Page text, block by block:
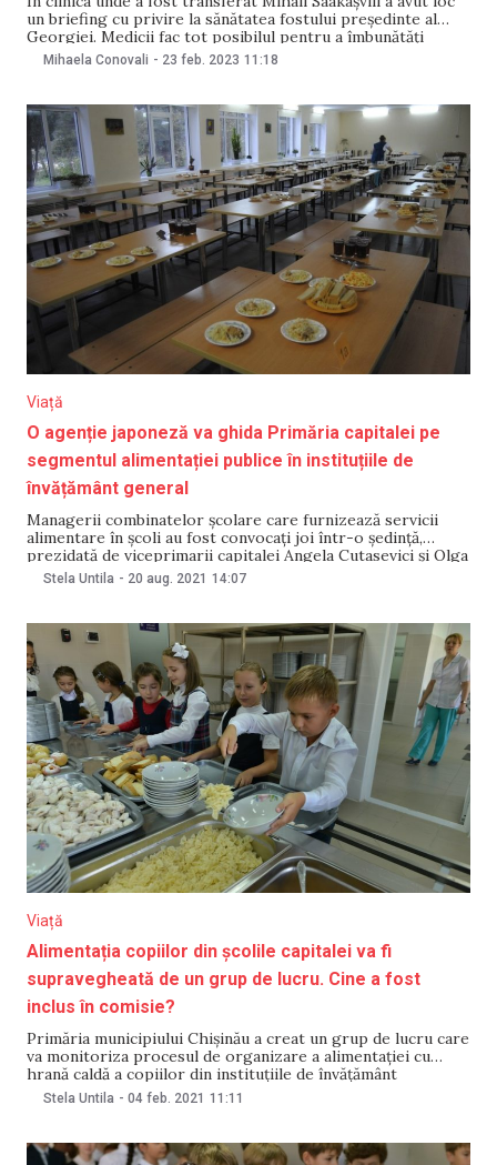
un briefing cu privire la sănătatea fostului președinte al
Georgiei. Medicii fac tot posibilul pentru a îmbunătăți
starea lui Saakașvili, deși el este „foarte slab, tot timpul se
Mihaela Conovali - 23 feb. 2023 11:18
Viață
O agenție japoneză va ghida Primăria capitalei pe
segmentul alimentației publice în instituțiile de
învățământ general
Managerii combinatelor școlare care furnizează servicii
alimentare în școli au fost convocați joi într-o ședință,
prezidată de viceprimarii capitalei Angela Cutasevici și Olga
Ursu. Potrivit unui comunicat de presă, în cadrul întrunirii
s-a discutat despre pregătirea procesului de alimentație a
al
Stela Untila - 20 aug. 2021 14:07
Viață
Alimentația copiilor din școlile capitalei va fi
supravegheată de un grup de lucru. Cine a fost
inclus în comisie?
Primăria municipiului Chișinău a creat un grup de lucru care
va monitoriza procesul de organizare a alimentației cu
hrană caldă a copiilor din instituțiile de învățământ
preuniversitar din oraș. Potrivit unui comunicat publicat pe
Stela Untila - 04 feb. 2021 11:11